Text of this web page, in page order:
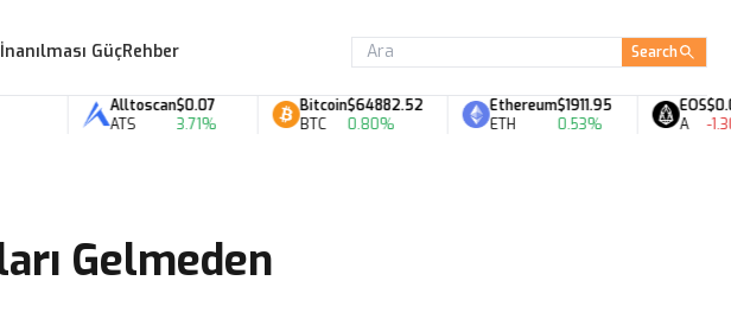
İnanılması GüçRehber Search
Alltoscan
ATS
$0.07
3.71%
Bitcoin
BTC
$64882.52
0.80%
Ethereum
ETH
$1911.95
0.53%
EOS
A
$0.06
-1.30%
Gelmeden